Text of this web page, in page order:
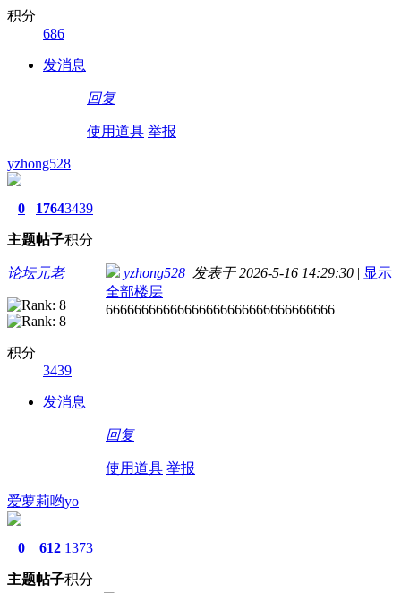
积分
686
发消息
回复
使用道具 举报
yzhong528
0
主题
1764
帖子
3439
积分
论坛元老
积分
3439
发消息
yzhong528 发表于 2026-5-16 14:29:30 | 显示
全部楼层
66666666666666666666666666666666
回复
使用道具 举报
爱萝莉哟yo
0
主题
612
帖子
1373
积分